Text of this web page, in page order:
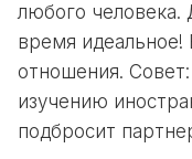
любого человека.
время
отношения.
изучению
подбросит